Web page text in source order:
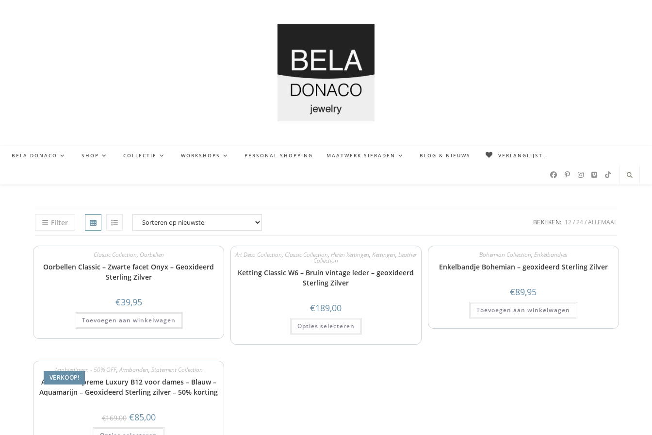
BELA DONACO SHOP COLLECTIE WORKSHOPS PERSONAL SHOPPING MAATWERK SIERADEN BLOG & NIEUWS VERLANGLIJST -
Filter BEKIJKEN: 12 24 ALLEMAAL
Classic Collection, Oorbellen
Oorbellen Classic – Zwarte facet Onyx – Geoxideerd
Sterling Zilver
€39,95
Toevoegen aan winkelwagen
Art Deco Collection, Classic Collection, Heren kettingen, Kettingen, Leather
Collection
Ketting Classic W6 – Bruin vintage leder – geoxideerd
Sterling Zilver
€189,00
Opties selecteren
Bohemian Collection,Enkelbandjes
Enkelbandje Bohemian – geoxideerd Sterling Zilver
€89,95
Toevoegen aan winkelwagen
VERKOOP!
Aanbiedingen - 50% OFF,Armbanden, Statement Collection
Armband Supreme Luxury B12 voor dames – Blauw –
Aquamarijn – Geoxideerd Sterling zilver – 50% korting
€169,00 €85,00